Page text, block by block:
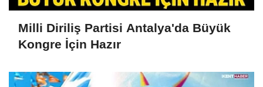
Milli Diriliş Partisi Antalya'da Büyük
Kongre İçin Hazır